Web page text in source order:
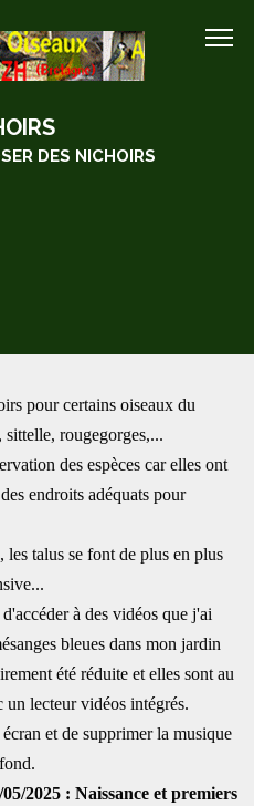
DES NICHOIRS
pour certains oiseaux du
sittelle, rougegorges,...
des espèces car elles ont
endroits adéquats pour
talus se font de plus en plus
à des vidéos que j'ai
bleues dans mon jardin
été réduite et elles sont au
lecteur vidéos intégrés.
et de supprimer la musique
2025 : Naissance et premiers